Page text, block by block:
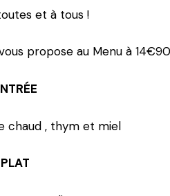
et à tous !
propose au Menu à
chaud , thym et miel
PLAT